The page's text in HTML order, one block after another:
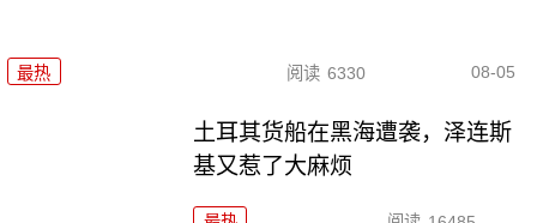
最热 阅读 6330 08-05
土耳其货船在黑海遭袭，泽连斯
基又惹了大麻烦